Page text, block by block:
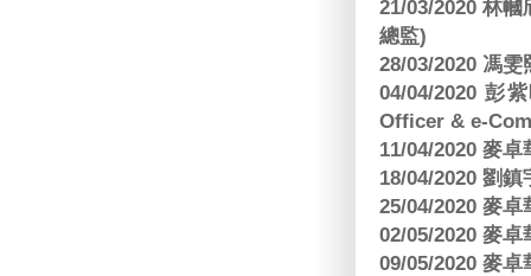
21/03/2020 林
總監)
28/03/2020 馮
04/04/2020 彭
Officer & e-
11/04/2020 麥
18/04/2020 劉
25/04/2020 麥
02/05/2020 麥
09/05/2020 麥